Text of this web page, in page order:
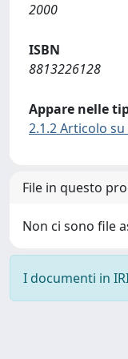
2000
ISBN
8813226128
Appare nelle
2.1.2 Articolo
File in questo
Non ci sono file
I documenti in